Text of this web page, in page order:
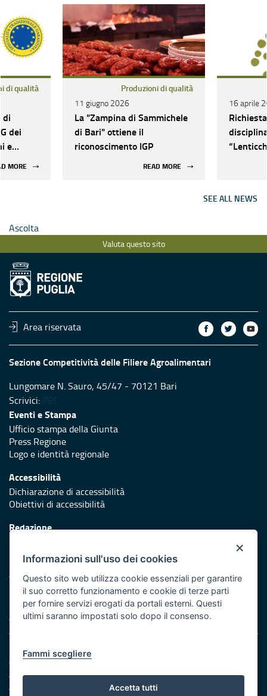
di qualità
di
dei
e
MORE
Produzioni di qualità
11 giugno 2026
La "Zampina di Sammichele
di Bari" ottiene il
riconoscimento IGP
READ MORE
16 aprile
SEE ALL NEWS
Ascolta
Valuta questo sito
Area riservata
Sezione Competitività delle Filiere Agroalimentari
Lungomare N. Sauro, 45/47 - 70121 Bari
Scrivici: PEC
Eventi e Stampa
Ufficio stampa della Giunta
Press Regione
Logo e identità regionale
Accessibilità
Dichiarazione di accessibilità
Obiettivi di accessibilità
Redazione
Protezione civile
Vai al sito di Protezione Civile Puglia
Iniziativa finanziata con risorse del POR Puglia 2014/2020 -
Asse XI
Note legali
Cookie e privacy
Amministrazione trasparente
Atti di notifica
×
Informazioni sull'uso dei cookies
Questo sito web utilizza cookie essenziali per garantire
il suo corretto funzionamento e cookie di terze parti
per fornire servizi erogati da portali esterni. Questi
ultimi saranno impostati solo dopo il consenso.
Fammi scegliere
Accetta tutti